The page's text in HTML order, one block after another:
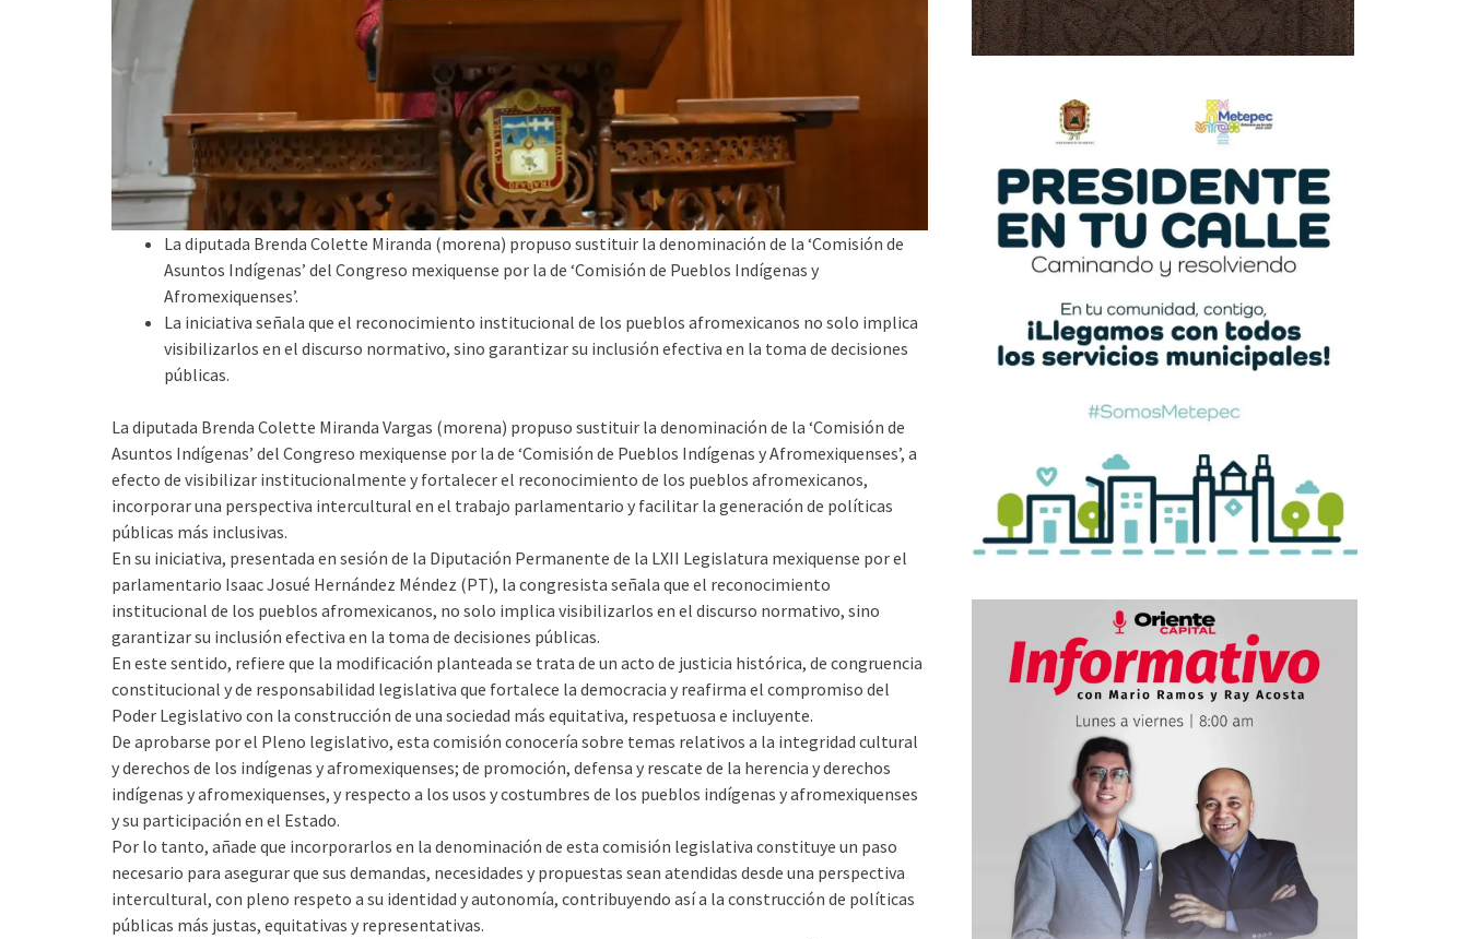
La diputada Brenda Colette Miranda (morena) propuso sustituir la denominación de la ‘Comisión de
Asuntos Indígenas’ del Congreso mexiquense por la de ‘Comisión de Pueblos Indígenas y
Afromexiquenses’.
La iniciativa señala que el reconocimiento institucional de los pueblos afromexicanos no solo implica
visibilizarlos en el discurso normativo, sino garantizar su inclusión efectiva en la toma de decisiones
públicas.
La diputada Brenda Colette Miranda Vargas (morena) propuso sustituir la denominación de la ‘Comisión de
Asuntos Indígenas’ del Congreso mexiquense por la de ‘Comisión de Pueblos Indígenas y Afromexiquenses’, a
efecto de visibilizar institucionalmente y fortalecer el reconocimiento de los pueblos afromexicanos,
incorporar una perspectiva intercultural en el trabajo parlamentario y facilitar la generación de políticas
públicas más inclusivas.
En su iniciativa, presentada en sesión de la Diputación Permanente de la LXII Legislatura mexiquense por el
parlamentario Isaac Josué Hernández Méndez (PT), la congresista señala que el reconocimiento
institucional de los pueblos afromexicanos, no solo implica visibilizarlos en el discurso normativo, sino
garantizar su inclusión efectiva en la toma de decisiones públicas.
En este sentido, refiere que la modificación planteada se trata de un acto de justicia histórica, de congruencia
constitucional y de responsabilidad legislativa que fortalece la democracia y reafirma el compromiso del
Poder Legislativo con la construcción de una sociedad más equitativa, respetuosa e incluyente.
De aprobarse por el Pleno legislativo, esta comisión conocería sobre temas relativos a la integridad cultural
y derechos de los indígenas y afromexiquenses; de promoción, defensa y rescate de la herencia y derechos
indígenas y afromexiquenses, y respecto a los usos y costumbres de los pueblos indígenas y afromexiquenses
y su participación en el Estado.
Por lo tanto, añade que incorporarlos en la denominación de esta comisión legislativa constituye un paso
necesario para asegurar que sus demandas, necesidades y propuestas sean atendidas desde una perspectiva
intercultural, con pleno respeto a su identidad y autonomía, contribuyendo así a la construcción de políticas
públicas más justas, equitativas y representativas.